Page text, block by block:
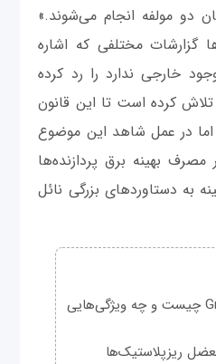
دو مولفه انجام می‌شوند.»
گزارشات مختلفی که اشاره
خارجی ندارد را رد کرده
کرده است تا این قانون
اما در عمل شاهد این موضوع
بهینه برق پردازنده‌ها
به دستاوردهای بزرگی نائل
هوش مصنوعی Grok چیست و چه ویژگی‌هایی
ریزپلاستیک‌ها